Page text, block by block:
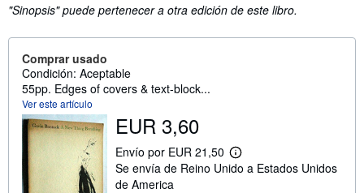
"Sinopsis" puede pertenecer a otra edición de este libro.
Comprar usado
Condición: Aceptable
55pp. Edges of covers & text-block...
Ver este artículo
EUR 3,60
Envío por EUR 21,50
M
á
Se envía de Reino Unido a Estados Unidos
de America